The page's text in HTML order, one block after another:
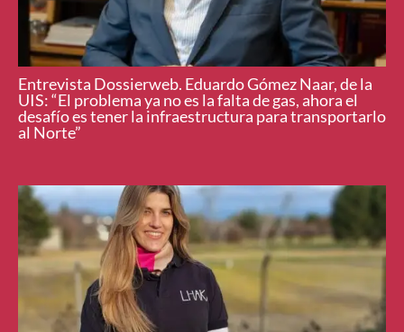
Entrevista Dossierweb. Eduardo Gómez Naar, de la
UIS: “El problema ya no es la falta de gas, ahora el
desafío es tener la infraestructura para transportarlo
al Norte”